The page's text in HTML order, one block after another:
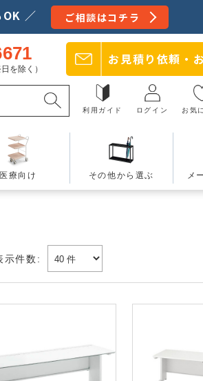
／ ご相談はコチラ
を除く）
お見積り依頼・
利用ガイド ログイン お気
医療向け その他から選ぶ メ
示件数: